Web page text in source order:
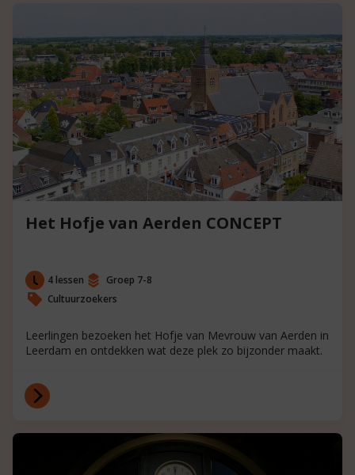
Het Hofje van Aerden CONCEPT
4 lessen
Groep 7-8
Cultuurzoekers
Leerlingen bezoeken het Hofje van Mevrouw van Aerden in
Leerdam en ontdekken wat deze plek zo bijzonder maakt.